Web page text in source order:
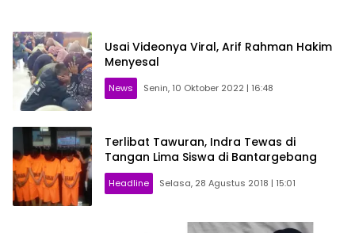
Usai Videonya Viral, Arif Rahman Hakim
Menyesal
News Senin, 10 Oktober 2022 | 16:48
Terlibat Tawuran, Indra Tewas di
Tangan Lima Siswa di Bantargebang
Headline Selasa, 28 Agustus 2018 | 15:01